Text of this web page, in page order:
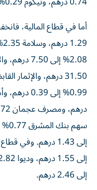
إلى 2.46 درهم.